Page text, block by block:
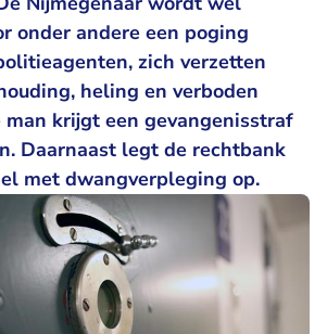
onder andere een poging
zich verzetten
heling en verboden
man krijgt een gevangenisstraf
Daarnaast legt de rechtbank
met dwangverpleging op.